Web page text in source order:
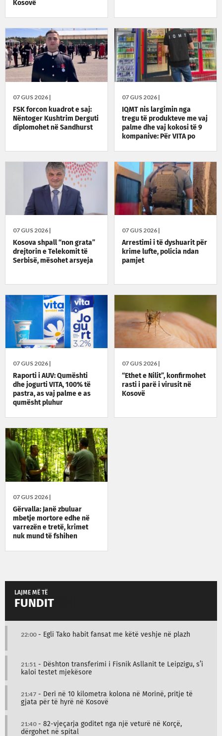
Kosovë
07 GUS 2026 |
FSK forcon kuadrot e saj:
Nëntoger Kushtrim Derguti
diplomohet në Sandhurst
07 GUS 2026 |
IQMT nis largimin nga
tregu të produkteve me vaj
palme dhe vaj kokosi të 9
kompanive: Për VITA po
07 GUS 2026 |
Kosova shpall “non grata”
drejtorin e Telekomit të
Serbisë, mësohet arsyeja
07 GUS 2026 |
Arrestimi i të dyshuarit për
krime lufte, policia ndan
pamjet
07 GUS 2026 |
Raporti i AUV: Qumështi
dhe jogurti VITA, 100% të
pastra, as vaj palme e as
qumësht pluhur
07 GUS 2026 |
“Ethet e Nilit”, konfirmohet
rasti i parë i virusit në
Kosovë
07 GUS 2026 |
Gërvalla: Janë zbuluar
mbetje mortore edhe në
varrezën e tretë, krimet
nuk mund të fshihen
LAJME MË TË
FUNDIT
22:00- Egli Tako habit fansat me këtë veshje në plazh
21:51 - Dështon transferimi i Fisnik Asllanit te Leipzigu, s’i
kaloi testet mjekësore
21:47 - Deri në 10 kilometra kolona në Morinë, pritje të
gjata për të hyrë në Kosovë
21:40- 82-vjeçarja goditet nga një veturë në Korçë,
dërgohet në spital